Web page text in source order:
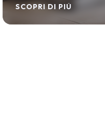
SCOPRI DI PIÙ
SCOPRI DI PIÙ